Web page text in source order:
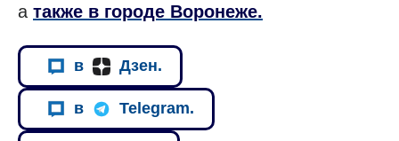
а также в городе Воронеже.
в Дзен.
в Telegram.